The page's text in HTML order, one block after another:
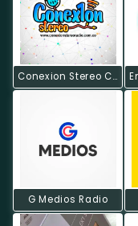
Conexion Stereo Cali
G Medios Radio